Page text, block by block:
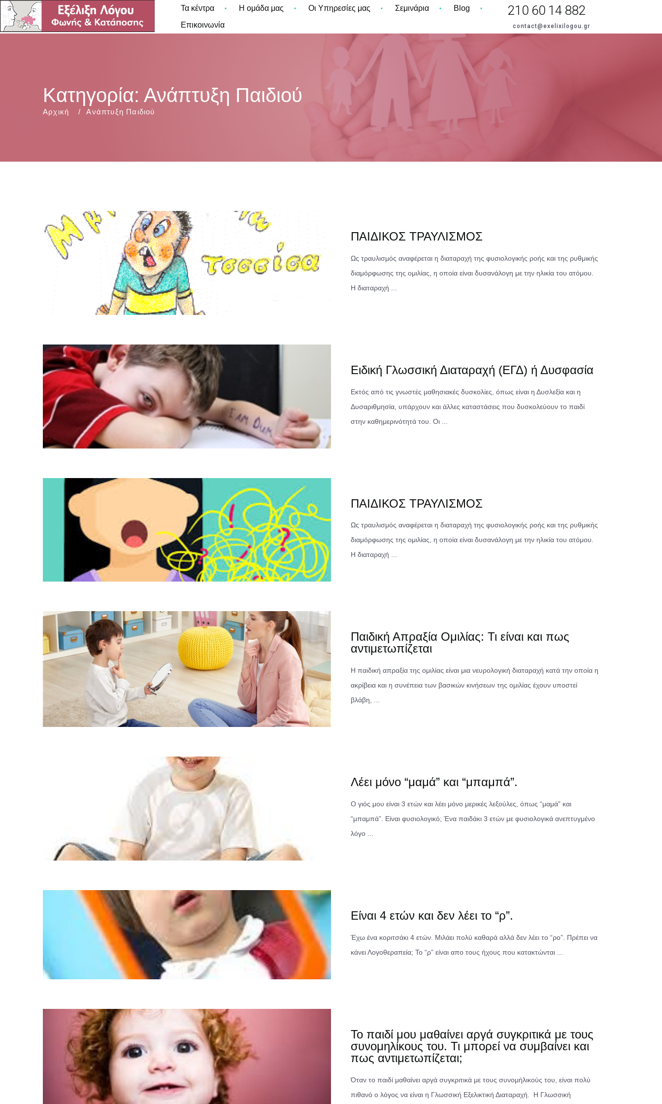
Τα κέντρα Η ομάδα μας Οι Υπηρεσίες μας Σεμινάρια
Blog
Επικοινωνία
210 60 14 882
contact@exelixilogou.gr
Κατηγορία: Ανάπτυξη Παιδιού
Αρχική Ανάπτυξη Παιδιού
ΠΑΙΔΙΚΟΣ ΤΡΑΥΛΙΣΜΟΣ
Ως τραυλισμός αναφέρεται η διαταραχή της φυσιολογικής ροής και της ρυθμικής
διαμόρφωσης της ομιλίας, η οποία είναι δυσανάλογη με την ηλικία του ατόμου.
Η διαταραχή ...
Ειδική Γλωσσική Διαταραχή (ΕΓΔ) ή Δυσφασία
Εκτός από τις γνωστές μαθησιακές δυσκολίες, όπως είναι η Δυσλεξία και η
Δυσαριθμησία, υπάρχουν και άλλες καταστάσεις που δυσκολεύουν το παιδί
στην καθημερινότητά του. Οι ...
ΠΑΙΔΙΚΟΣ ΤΡΑΥΛΙΣΜΟΣ
Ως τραυλισμός αναφέρεται η διαταραχή της φυσιολογικής ροής και της ρυθμικής
διαμόρφωσης της ομιλίας, η οποία είναι δυσανάλογη με την ηλικία του ατόμου.
Η διαταραχή ...
Παιδική Απραξία Ομιλίας: Τι είναι και πως
αντιμετωπίζεται
Η παιδική απραξία της ομιλίας είναι μια νευρολογική διαταραχή κατά την οποία η
ακρίβεια και η συνέπεια των βασικών κινήσεων της ομιλίας έχουν υποστεί
βλάβη, ...
Λέει μόνο “μαμά” και “μπαμπά”.
Ο γιός μου είναι 3 ετών και λέει μόνο μερικές λεξούλες, όπως “μαμά” και
“μπαμπά”. Είναι φυσιολογικό; Ένα παιδάκι 3 ετών με φυσιολογικά ανεπτυγμένο
λόγο ...
Είναι 4 ετών και δεν λέει το “ρ”.
Έχω ένα κοριτσάκι 4 ετών. Μιλάει πολύ καθαρά αλλά δεν λέει το “ρο”. Πρέπει να
κάνει Λογοθεραπεία; Το “ρ” είναι απο τους ήχους που κατακτώνται ...
Το παιδί μου μαθαίνει αργά συγκριτικά με τους
συνομηλίκους του. Τι μπορεί να συμβαίνει και
πως αντιμετωπίζεται;
Όταν το παιδί μαθαίνει αργά συγκριτικά με τους συνομήλικούς του, είναι πολύ
πιθανό ο λόγος να είναι η Γλωσσική Εξελικτική Διαταραχή. Η Γλωσσική